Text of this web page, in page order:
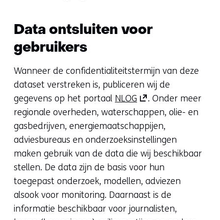
Data ontsluiten voor
gebruikers
Wanneer de confidentialiteitstermijn van deze
dataset verstreken is, publiceren wij de
gegevens op het portaal NLOG (opent
in
nieuw
venster)
(verwijst
naar
een
andere
website)
. Onder meer
regionale overheden, waterschappen, olie- en
gasbedrijven, energiemaatschappijen,
adviesbureaus en onderzoeksinstellingen
maken gebruik van de data die wij beschikbaar
stellen. De data zijn de basis voor hun
toegepast onderzoek, modellen, adviezen
alsook voor monitoring. Daarnaast is de
informatie beschikbaar voor journalisten,